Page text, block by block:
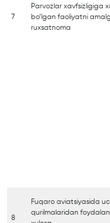
7
Parvozlar xavfsizligiga
bo‘lgan faoliyatni
ruxsatnoma
8
Fuqaro aviatsiyasida
qurilmalaridan